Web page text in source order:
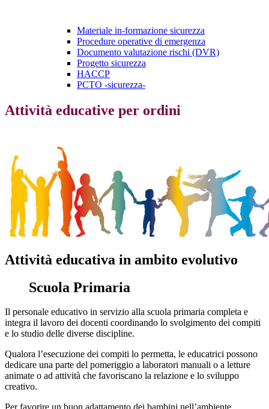
Materiale in-formazione sicurezza
Procedure operative di emergenza
Documento valutazione rischi (DVR)
Progetto sicurezza
HACCP
PCTO -sicurezza-
Attività educative per ordini
Attività educativa in ambito evolutivo
Scuola Primaria
Il personale educativo in servizio alla scuola primaria completa e
integra il lavoro dei docenti coordinando lo svolgimento dei compiti
e lo studio delle diverse discipline.
Qualora l’esecuzione dei compiti lo permetta, le educatrici possono
dedicare una parte del pomeriggio a laboratori manuali o a letture
animate o ad attività che favoriscano la relazione e lo sviluppo
creativo.